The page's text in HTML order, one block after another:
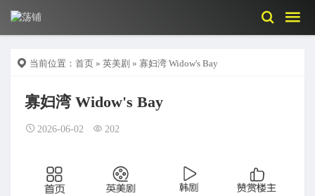
当前位置： 首页 » 英美剧 » 寡妇湾 Widow's Bay
寡妇湾 Widow's Bay
2026-06-02 202